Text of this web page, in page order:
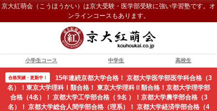
京大紅萌会（こうほうかい）は京大受験・医学部受験に強い学習塾です。オ
ンラインコースもあります。
小学生コース 中学生 高校生
合格実績・更新中！
15年連続京都大学合格！ 京都大学医学部医学科合格（3
名）！東京大学理科Ⅰ類合格！ 東京大学理科Ⅱ類合格！京都大学理学部
合格（4名）！ 京都大学工学部合格（ 9名 ）！京都大学農学部合格（3
名）！ 京都大学総合人間学部合格（理系）！ 京都大学経済学部合格（4